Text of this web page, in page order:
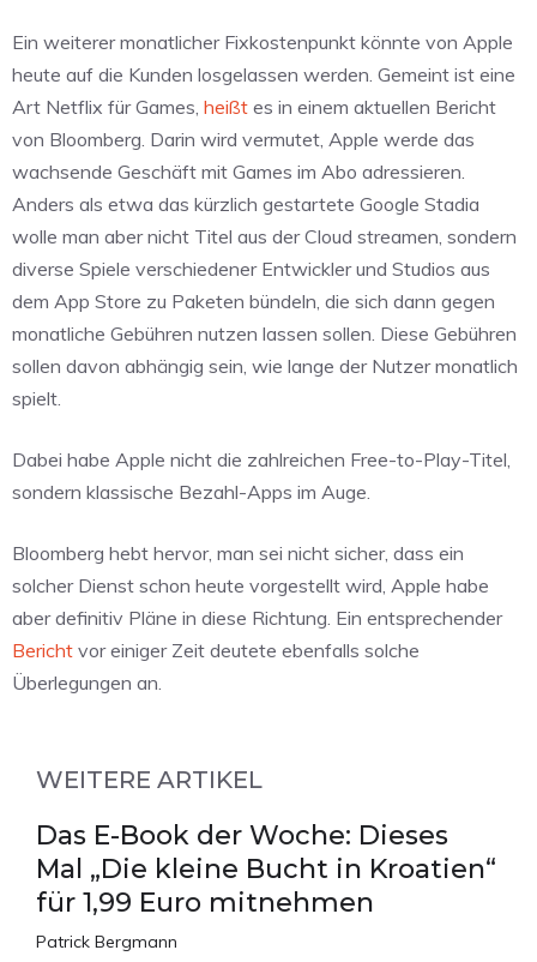
Ein weiterer monatlicher Fixkostenpunkt könnte von Apple
heute auf die Kunden losgelassen werden. Gemeint ist eine
Art Netflix für Games, heißt es in einem aktuellen Bericht
von Bloomberg. Darin wird vermutet, Apple werde das
wachsende Geschäft mit Games im Abo adressieren.
Anders als etwa das kürzlich gestartete Google Stadia
wolle man aber nicht Titel aus der Cloud streamen, sondern
diverse Spiele verschiedener Entwickler und Studios aus
dem App Store zu Paketen bündeln, die sich dann gegen
monatliche Gebühren nutzen lassen sollen. Diese Gebühren
sollen davon abhängig sein, wie lange der Nutzer monatlich
spielt.
Dabei habe Apple nicht die zahlreichen Free-to-Play-Titel,
sondern klassische Bezahl-Apps im Auge.
Bloomberg hebt hervor, man sei nicht sicher, dass ein
solcher Dienst schon heute vorgestellt wird, Apple habe
aber definitiv Pläne in diese Richtung. Ein entsprechender
Bericht vor einiger Zeit deutete ebenfalls solche
Überlegungen an.
WEITERE ARTIKEL
Das E-Book der Woche: Dieses
Mal „Die kleine Bucht in Kroatien“
für 1,99 Euro mitnehmen
Patrick Bergmann